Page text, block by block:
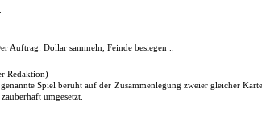
Auftrag: Dollar sammeln, Feinde besiegen ..
Redaktion)
Spiel beruht auf der Zusammenlegung zweier gleicher
umgesetzt.